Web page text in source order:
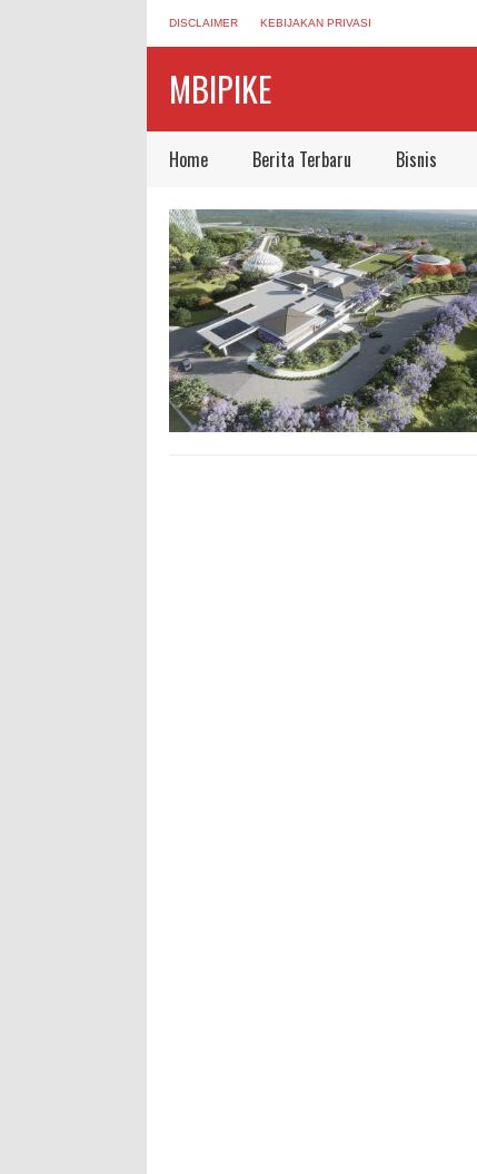
DISCLAIMER KEBIJAKAN PRIVASI
MBIPIKE
Home Berita Terbaru Bisnis